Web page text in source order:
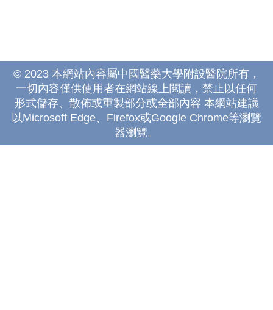
© 2023 本網站內容屬中國醫藥大學附設醫院所有，
一切內容僅供使用者在網站線上閱讀，禁止以任何
形式儲存、散佈或重製部分或全部內容 本網站建議
以Microsoft Edge、Firefox或Google Chrome等瀏覽
器瀏覽。